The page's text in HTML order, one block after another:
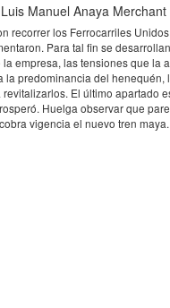
Luis Manuel Anaya Merchant
recorrer los Ferrocarriles
Para tal fin se
empresa, las tensiones que
predominancia del
El último
Huelga observar que
cobra vigencia el nuevo tren maya.